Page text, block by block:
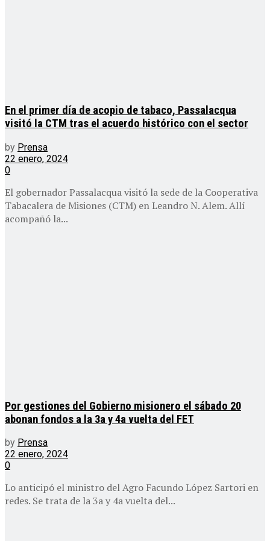
En el primer día de acopio de tabaco, Passalacqua
visitó la CTM tras el acuerdo histórico con el sector
by Prensa
22 enero, 2024
0
El gobernador Passalacqua visitó la sede de la Cooperativa
Tabacalera de Misiones (CTM) en Leandro N. Alem. Allí
acompañó la...
Por gestiones del Gobierno misionero el sábado 20
abonan fondos a la 3a y 4a vuelta del FET
by Prensa
22 enero, 2024
0
Lo anticipó el ministro del Agro Facundo López Sartori en
redes. Se trata de la 3a y 4a vuelta del...